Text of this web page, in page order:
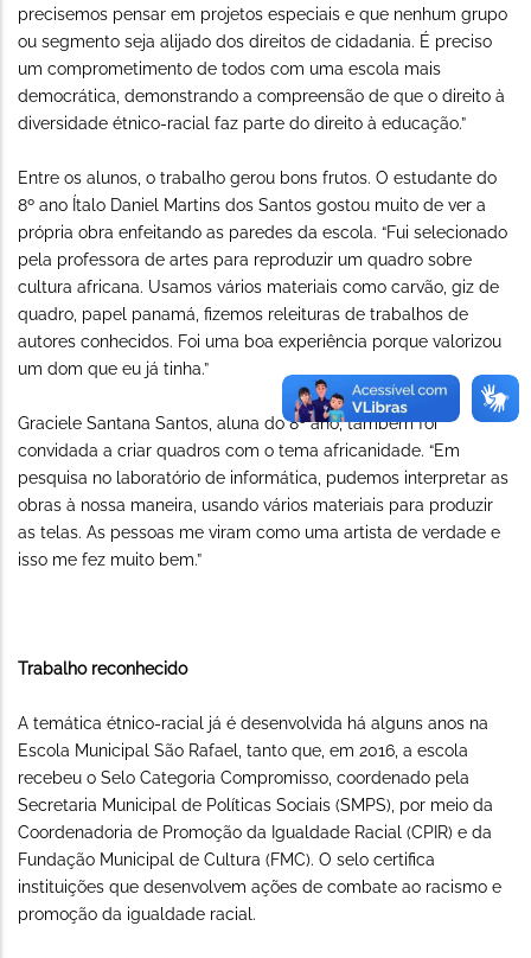
precisemos pensar em projetos especiais e que nenhum grupo
ou segmento seja alijado dos direitos de cidadania. É preciso
um comprometimento de todos com uma escola mais
democrática, demonstrando a compreensão de que o direito à
diversidade étnico-racial faz parte do direito à educação.”
Entre os alunos, o trabalho gerou bons frutos. O estudante do
8º ano Ítalo Daniel Martins dos Santos gostou muito de ver a
própria obra enfeitando as paredes da escola. “Fui selecionado
pela professora de artes para reproduzir um quadro sobre
cultura africana. Usamos vários materiais como carvão, giz de
quadro, papel panamá, fizemos releituras de trabalhos de
autores conhecidos. Foi uma boa experiência porque valorizou
um dom que eu já tinha.”
Graciele Santana Santos, aluna do 8º ano, também foi
convidada a criar quadros com o tema africanidade. “Em
pesquisa no laboratório de informática, pudemos interpretar as
obras à nossa maneira, usando vários materiais para produzir
as telas. As pessoas me viram como uma artista de verdade e
isso me fez muito bem.”
Trabalho reconhecido
A temática étnico-racial já é desenvolvida há alguns anos na
Escola Municipal São Rafael, tanto que, em 2016, a escola
recebeu o Selo Categoria Compromisso, coordenado pela
Secretaria Municipal de Políticas Sociais (SMPS), por meio da
Coordenadoria de Promoção da Igualdade Racial (CPIR) e da
Fundação Municipal de Cultura (FMC). O selo certifica
instituições que desenvolvem ações de combate ao racismo e
promoção da igualdade racial.